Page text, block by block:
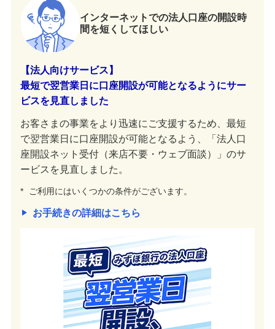
インターネットでの法人口座の開設時
間を短くしてほしい
【法人向けサービス】
最短で翌営業日に口座開設が可能となるようにサー
ビスを見直しました
お客さまの事業をより迅速にご支援するため、最短
で翌営業日に口座開設が可能となるよう、「法人口
座開設ネット受付（来店不要・ウェブ面談）」のサ
ービスを見直しました。
* ご利用にはいくつかの条件がございます。
お手続きの詳細はこちら